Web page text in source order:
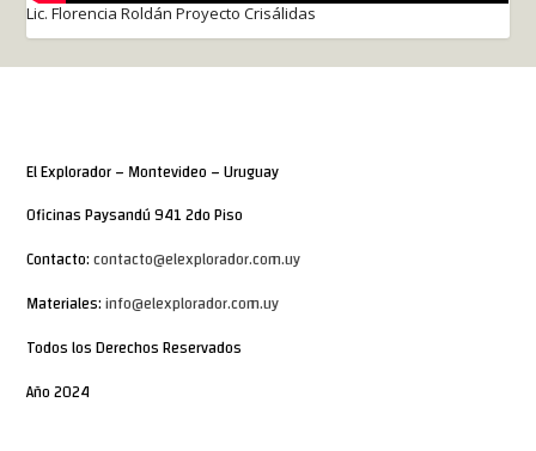
Lic. Florencia Roldán Proyecto Crisálidas
El Explorador – Montevideo – Uruguay
Oficinas Paysandú 941 2do Piso
Contacto:contacto@elexplorador.com.uy
Materiales:info@elexplorador.com.uy
Todos los Derechos Reservados
Año 2024